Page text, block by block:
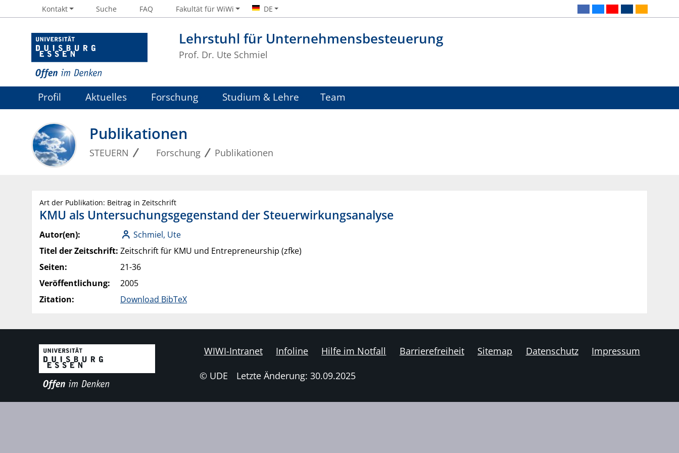
Lehrstuhl für Unternehmensbesteuerung
Prof. Dr. Ute Schmiel
Kontakt Suche FAQ Fakultät für WiWi DE
Profil Aktuelles Forschung Studium & Lehre Team
Publikationen
STEUERN Forschung Publikationen
Art der Publikation: Beitrag in Zeitschrift
KMU als Untersuchungsgegenstand der Steuerwirkungsanalyse
Autor(en):
Schmiel, Ute
Titel der Zeitschrift: Zeitschrift für KMU und Entrepreneurship (zfke)
Seiten:
21-36
Veröffentlichung:
2005
Zitation:
Download BibTeX
WIWI-Intranet Infoline Hilfe im Notfall Barrierefreiheit Sitemap Datenschutz Impressum
© UDE Letzte Änderung: 30.09.2025